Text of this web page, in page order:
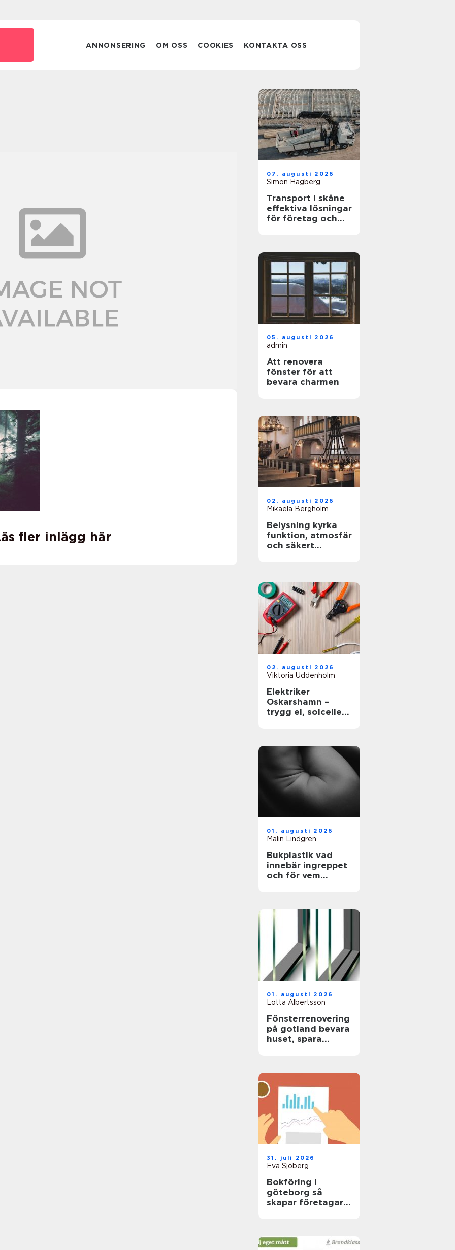
ANNONSERING OM OSS COOKIES KONTAKTA OSS
fler inlägg här
07. augusti 2026
Simon Hagberg
Transport i skåne
effektiva lösningar
för företag och
05. augusti 2026
admin
Att renovera
fönster för att
bevara charmen
02. augusti 2026
Mikaela Bergholm
Belysning kyrka
funktion, atmosfär
och säkert
02. augusti 2026
Viktoria Uddenholm
Elektriker
Oskarshamn –
trygg el, solceller
01. augusti 2026
Malin Lindgren
Bukplastik vad
innebär ingreppet
och för vem
01. augusti 2026
Lotta Albertsson
Fönsterrenovering
på gotland bevara
huset, spara
31. juli 2026
Eva Sjöberg
Bokföring i
göteborg så
skapar företagare